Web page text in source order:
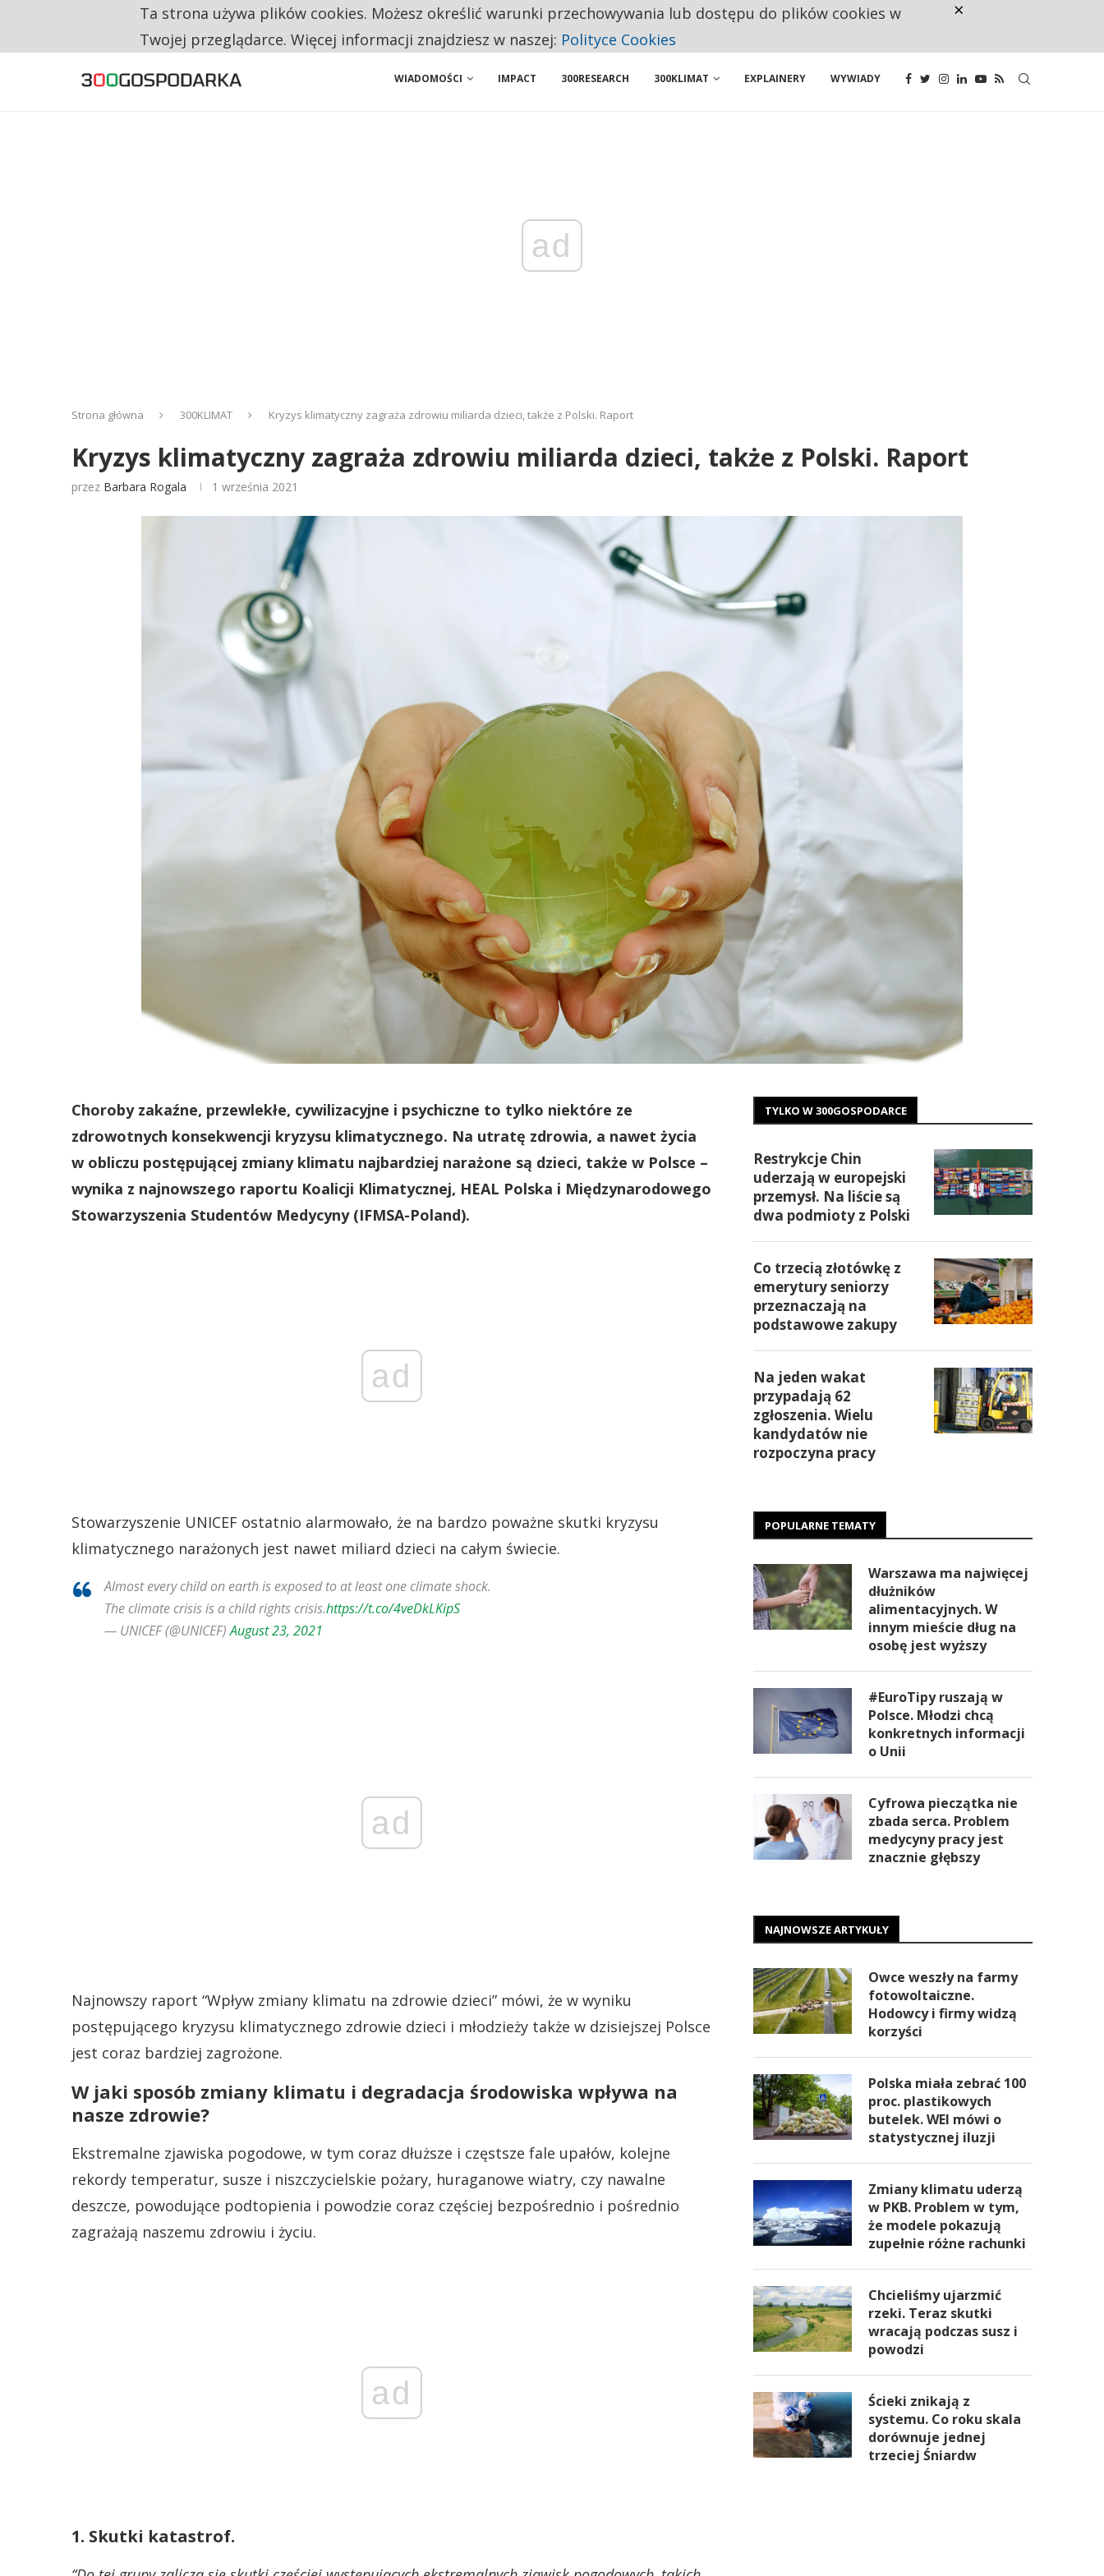
NA JEDEN WAKAT PRZYPADAJĄ 62 ZGŁOSZENIA. WIELU KANDYDATÓW NIE ROZPOCZYNA PRACY
WIADOMOŚCI IMPACT 300RESEARCH 300KLIMAT EXPLAINERY WYWIADY
ad
Strona główna 300KLIMAT Kryzys klimatyczny zagraża zdrowiu miliarda dzieci, także z Polski. Raport
Kryzys klimatyczny zagraża zdrowiu miliarda dzieci, także z Polski. Raport
przez Barbara Rogala 1 września 2021
Choroby zakaźne, przewlekłe, cywilizacyjne i psychiczne to tylko niektóre ze
zdrowotnych konsekwencji kryzysu klimatycznego. Na utratę zdrowia, a nawet życia
w obliczu postępującej zmiany klimatu najbardziej narażone są dzieci, także w Polsce –
wynika z najnowszego raportu Koalicji Klimatycznej, HEAL Polska i Międzynarodowego
Stowarzyszenia Studentów Medycyny (IFMSA-Poland).
ad
Stowarzyszenie UNICEF ostatnio alarmowało, że na bardzo poważne skutki kryzysu
klimatycznego narażonych jest nawet miliard dzieci na całym świecie.
Almost every child on earth is exposed to at least one climate shock.
The climate crisis is a child rights crisis.https://t.co/4veDkLKipS
— UNICEF (@UNICEF)August 23, 2021
ad
Najnowszy raport “Wpływ zmiany klimatu na zdrowie dzieci” mówi, że w wyniku
postępującego kryzysu klimatycznego zdrowie dzieci i młodzieży także w dzisiejszej Polsce
jest coraz bardziej zagrożone.
W jaki sposób zmiany klimatu i degradacja środowiska wpływa na
nasze zdrowie?
Ekstremalne zjawiska pogodowe, w tym coraz dłuższe i częstsze fale upałów, kolejne
rekordy temperatur, susze i niszczycielskie pożary, huraganowe wiatry, czy nawalne
deszcze, powodujące podtopienia i powodzie coraz częściej bezpośrednio i pośrednio
zagrażają naszemu zdrowiu i życiu.
ad
1. Skutki katastrof.
TYLKO W 300GOSPODARCE
Restrykcje Chin
uderzają w europejski
przemysł. Na liście są
dwa podmioty z Polski
Co trzecią złotówkę z
emerytury seniorzy
przeznaczają na
podstawowe zakupy
Na jeden wakat
przypadają 62
zgłoszenia. Wielu
kandydatów nie
rozpoczyna pracy
POPULARNE TEMATY
Warszawa ma najwięcej
dłużników
alimentacyjnych. W
innym mieście dług na
osobę jest wyższy
#EuroTipy ruszają w
Polsce. Młodzi chcą
konkretnych informacji
o Unii
Cyfrowa pieczątka nie
zbada serca. Problem
medycyny pracy jest
znacznie głębszy
NAJNOWSZE ARTYKUŁY
Owce weszły na farmy
fotowoltaiczne.
Hodowcy i firmy widzą
korzyści
Polska miała zebrać 100
proc. plastikowych
butelek. WEI mówi o
statystycznej iluzji
Zmiany klimatu uderzą
w PKB. Problem w tym,
że modele pokazują
zupełnie różne rachunki
Chcieliśmy ujarzmić
rzeki. Teraz skutki
wracają podczas susz i
powodzi
Ścieki znikają z
systemu. Co roku skala
dorównuje jednej
trzeciej Śniardw
Ta strona używa plików cookies. Możesz określić warunki przechowywania lub dostępu do plików cookies w
Twojej przeglądarce. Więcej informacji znajdziesz w naszej: Polityce Cookies
×